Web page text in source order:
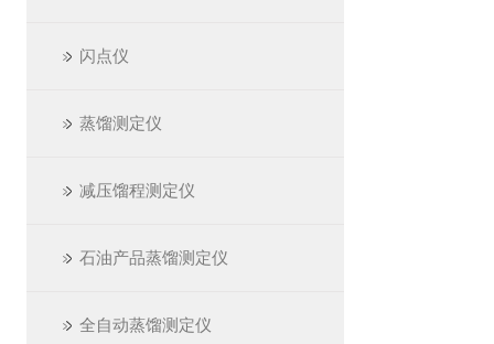
闪点仪
蒸馏测定仪
减压馏程测定仪
石油产品蒸馏测定仪
全自动蒸馏测定仪